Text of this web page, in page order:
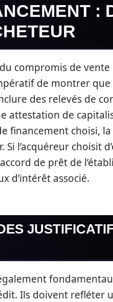
:
compromis de
de montrer que
des relevés de
attestation de
financement choisi,
l’acquéreur choisit
de prêt de
d’intérêt associé.
Ils doivent refléter